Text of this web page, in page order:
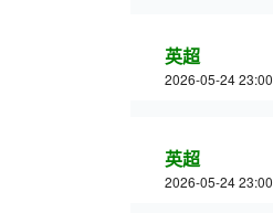
英超
2026-05-24 23:00
英超
2026-05-24 23:00